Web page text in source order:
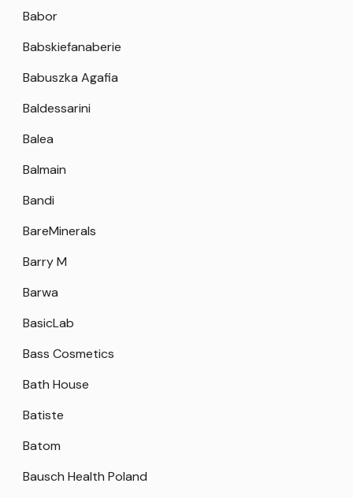
Babor
Babskiefanaberie
Babuszka Agafia
Baldessarini
Balea
Balmain
Bandi
BareMinerals
Barry M
Barwa
BasicLab
Bass Cosmetics
Bath House
Batiste
Batom
Bausch Health Poland